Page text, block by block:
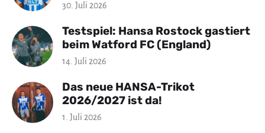
30. Juli 2026
Testspiel: Hansa Rostock gastiert
beim Watford FC (England)
14. Juli 2026
Das neue HANSA-Trikot
2026/2027 ist da!
1. Juli 2026